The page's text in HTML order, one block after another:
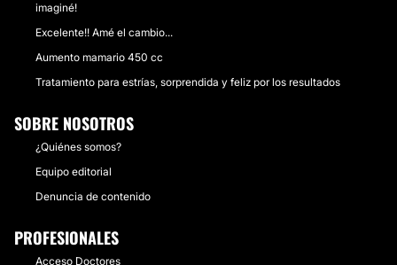
imaginé!
Excelente!! Amé el cambio...
Aumento mamario 450 cc
Tratamiento para estrías, sorprendida y feliz por los resultados
SOBRE NOSOTROS
¿Quiénes somos?
Equipo editorial
Denuncia de contenido
PROFESIONALES
Acceso Doctores